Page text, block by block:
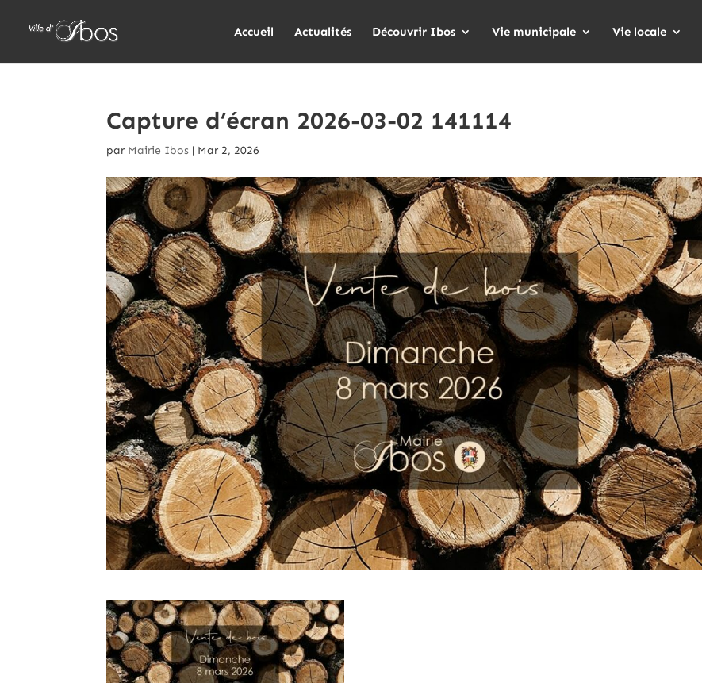
Accueil Actualités Découvrir Ibos Vie municipale Vie locale
Capture d’écran 2026-03-02 141114
par Mairie Ibos | Mar 2, 2026